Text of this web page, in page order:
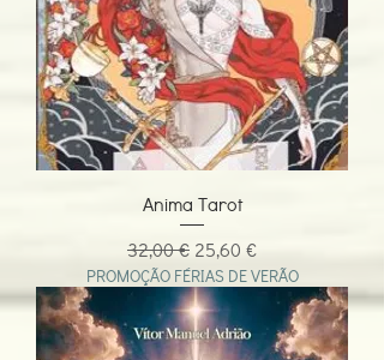
Anima Tarot
Preço normal
32,00 € Preço promocional
25,60 €
PROMOÇÃO FÉRIAS DE VERÃO